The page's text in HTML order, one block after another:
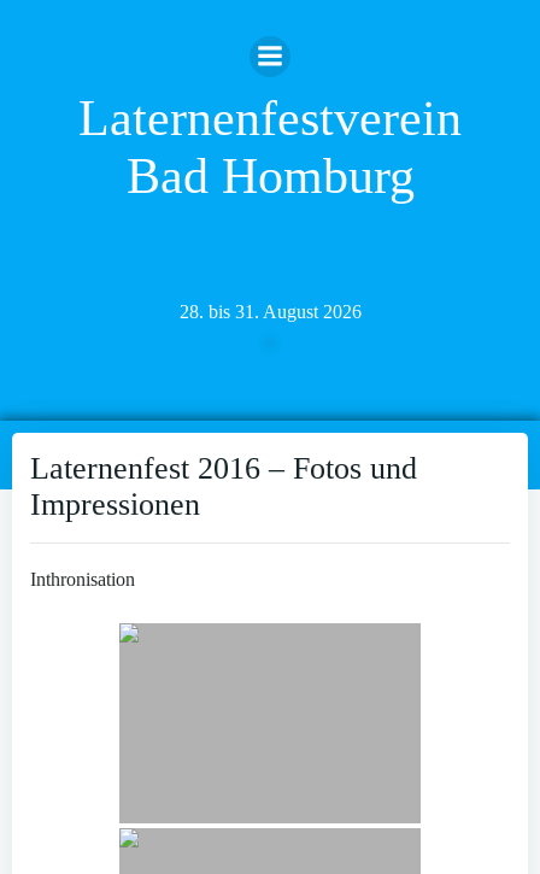
Inhalt
springen
Laternenfestverein
Bad Homburg
28. bis 31. August 2026
Laternenfest 2016 – Fotos und
Impressionen
Inthronisation